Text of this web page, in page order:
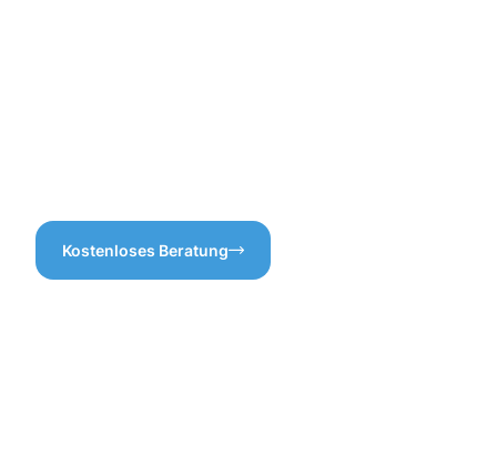
Kostenloses Beratung